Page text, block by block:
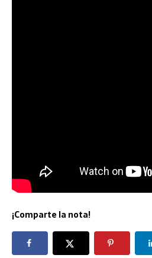
¡Comparte la nota!